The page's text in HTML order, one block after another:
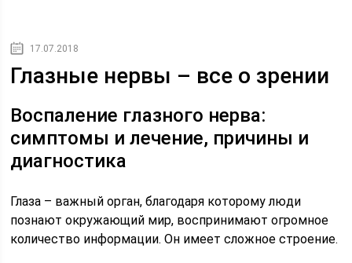
17.07.2018
Глазные нервы – все о зрении
Воспаление глазного нерва:
симптомы и лечение, причины и
диагностика
Глаза – важный орган, благодаря которому люди
познают окружающий мир, воспринимают огромное
количество информации. Он имеет сложное строение.